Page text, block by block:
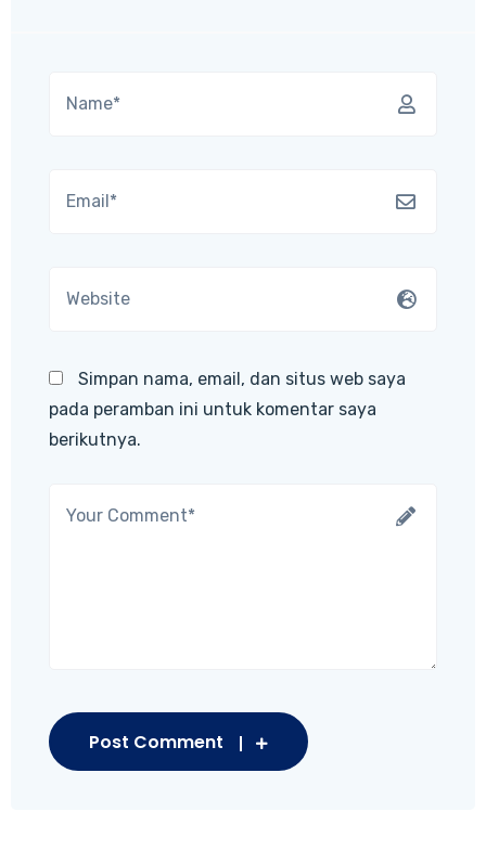
Simpan nama, email, dan situs web saya
pada peramban ini untuk komentar saya
berikutnya.
Post Comment